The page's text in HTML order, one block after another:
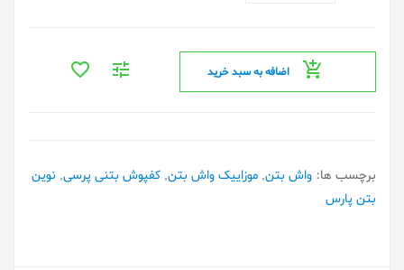
اضافه به سبد خرید
برچسب ها: واش بتن, موزاییک واش بتن, کفپوش بتنی پرسی, نوین
بتن پارس